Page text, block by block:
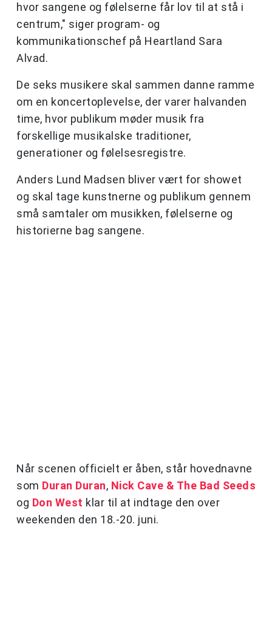
hvor sangene og følelserne får lov til at stå i
centrum," siger program- og
kommunikationschef på Heartland Sara
Alvad.
De seks musikere skal sammen danne ramme
om en koncertoplevelse, der varer halvanden
time, hvor publikum møder musik fra
forskellige musikalske traditioner,
generationer og følelsesregistre.
Anders Lund Madsen bliver vært for showet
og skal tage kunstnerne og publikum gennem
små samtaler om musikken, følelserne og
historierne bag sangene.
Når scenen officielt er åben, står hovednavne
som Duran Duran, Nick Cave & The Bad Seeds
og Don West klar til at indtage den over
weekenden den 18.-20. juni.